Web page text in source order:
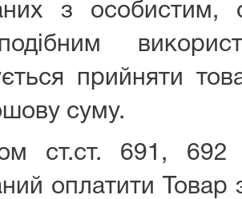
з особистим,
прийняти
суму.
ст.ст. 691, 692
оплатити